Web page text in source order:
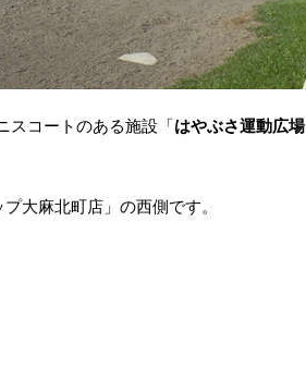
スコートのある施設「はやぶさ運動広場
大麻北町店」の西側です。